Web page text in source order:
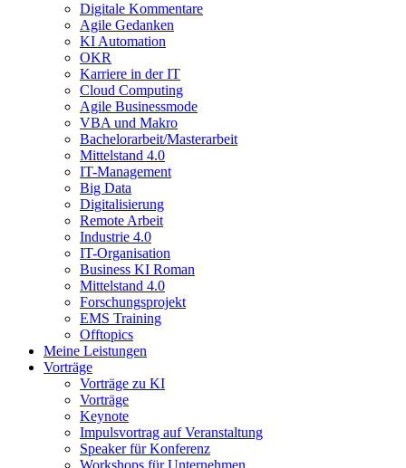
Digitale Kommentare
Agile Gedanken
KI Automation
OKR
Karriere in der IT
Cloud Computing
Agile Businessmode
VBA und Makro
Bachelorarbeit/Masterarbeit
Mittelstand 4.0
IT-Management
Big Data
Digitalisierung
Remote Arbeit
Industrie 4.0
IT-Organisation
Business KI Roman
Mittelstand 4.0
Forschungsprojekt
EMS Training
Offtopics
Meine Leistungen
Vorträge
Vorträge zu KI
Vorträge
Keynote
Impulsvortrag auf Veranstaltung
Speaker für Konferenz
Workshops für Unternehmen